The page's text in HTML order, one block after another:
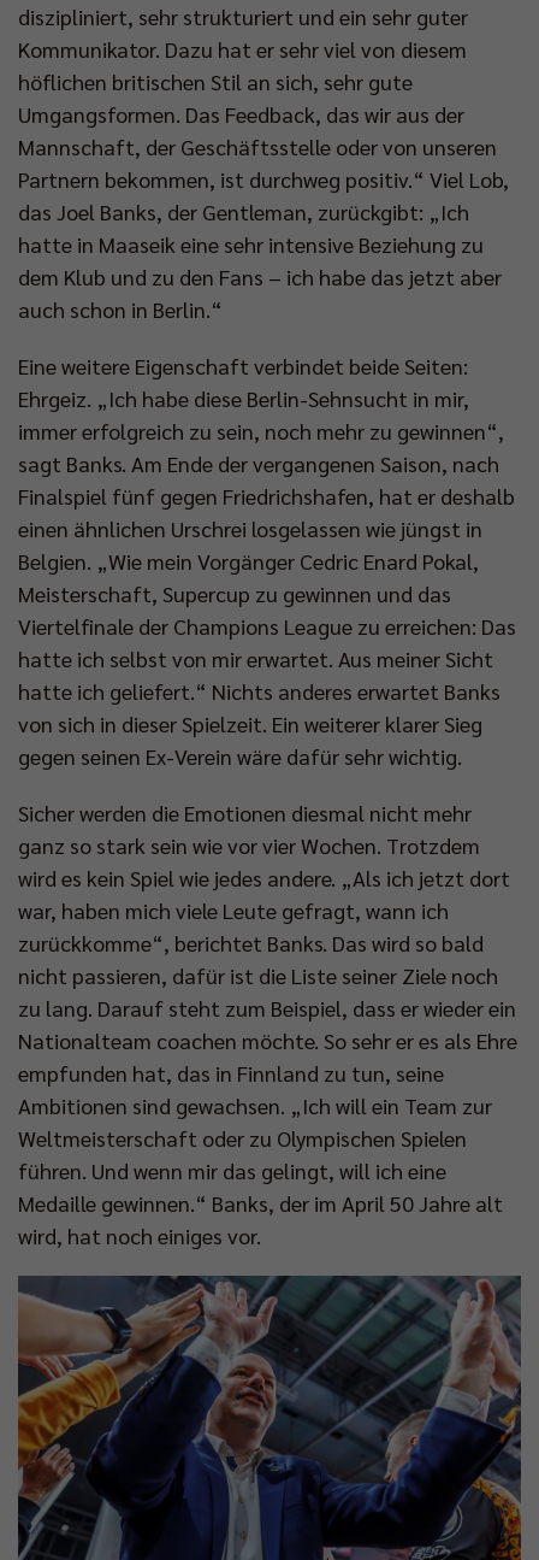
diszipliniert, sehr strukturiert und ein sehr guter
Kommunikator. Dazu hat er sehr viel von diesem
höflichen britischen Stil an sich, sehr gute
Umgangsformen. Das Feedback, das wir aus der
Mannschaft, der Geschäftsstelle oder von unseren
Partnern bekommen, ist durchweg positiv.“ Viel Lob,
das Joel Banks, der Gentleman, zurückgibt: „Ich
hatte in Maaseik eine sehr intensive Beziehung zu
dem Klub und zu den Fans – ich habe das jetzt aber
auch schon in Berlin.“
Eine weitere Eigenschaft verbindet beide Seiten:
Ehrgeiz. „Ich habe diese Berlin-Sehnsucht in mir,
immer erfolgreich zu sein, noch mehr zu gewinnen“,
sagt Banks. Am Ende der vergangenen Saison, nach
Finalspiel fünf gegen Friedrichshafen, hat er deshalb
einen ähnlichen Urschrei losgelassen wie jüngst in
Belgien. „Wie mein Vorgänger Cedric Enard Pokal,
Meisterschaft, Supercup zu gewinnen und das
Viertelfinale der Champions League zu erreichen: Das
hatte ich selbst von mir erwartet. Aus meiner Sicht
hatte ich geliefert.“ Nichts anderes erwartet Banks
von sich in dieser Spielzeit. Ein weiterer klarer Sieg
gegen seinen Ex-Verein wäre dafür sehr wichtig.
Sicher werden die Emotionen diesmal nicht mehr
ganz so stark sein wie vor vier Wochen. Trotzdem
wird es kein Spiel wie jedes andere. „Als ich jetzt dort
war, haben mich viele Leute gefragt, wann ich
zurückkomme“, berichtet Banks. Das wird so bald
nicht passieren, dafür ist die Liste seiner Ziele noch
zu lang. Darauf steht zum Beispiel, dass er wieder ein
Nationalteam coachen möchte. So sehr er es als Ehre
empfunden hat, das in Finnland zu tun, seine
Ambitionen sind gewachsen. „Ich will ein Team zur
Weltmeisterschaft oder zu Olympischen Spielen
führen. Und wenn mir das gelingt, will ich eine
Medaille gewinnen.“ Banks, der im April 50 Jahre alt
wird, hat noch einiges vor.